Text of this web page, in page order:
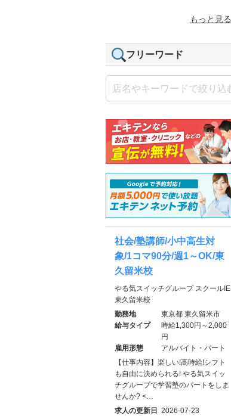
もっと見る
フリーワード
社会/塾講師/小中高生対
象/1コマ90分/週1～OK/東
久留米校
やる気スイッチグループ スクールIE
東久留米校
勤務地
東京都 東久留米市
給与タイプ
時給1,300円～2,000
円
雇用形態
アルバイト・パート
【仕事内容】楽しい!高時給!シフト
も自由に決められる! やる気スイッ
チグループで学習塾のパートをしま
せんか? <…
求人の更新日
2026-07-23